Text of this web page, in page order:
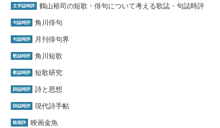
文学誌時評 鶴山裕司の短歌・俳句について考える歌誌・句誌時評
句誌時評 角川俳句
句誌時評 月刊俳句界
歌誌時評 角川短歌
歌誌時評 短歌研究
詩誌時評 詩と思想
詩誌時評 現代詩手帖
映画評 映画金魚